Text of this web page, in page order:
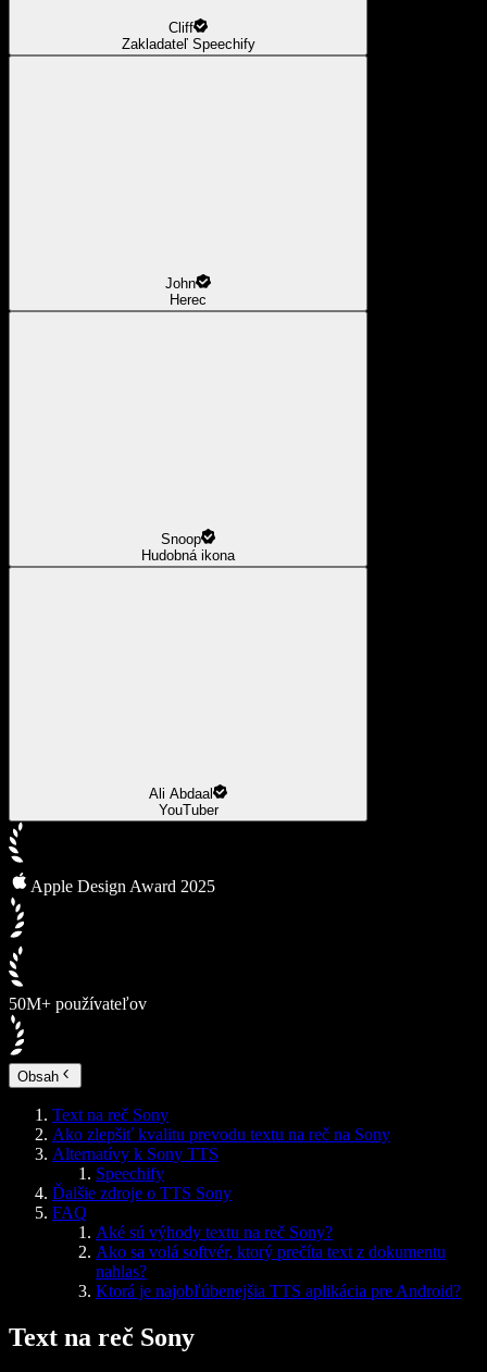
Cliff
Zakladateľ Speechify
John
Herec
Snoop
Hudobná ikona
Ali Abdaal
YouTuber
Apple Design Award 2025
50M+ používateľov
Obsah
Text na reč Sony
Ako zlepšiť kvalitu prevodu textu na reč na Sony
Alternatívy k Sony TTS
Speechify
Ďalšie zdroje o TTS Sony
FAQ
Aké sú výhody textu na reč Sony?
Ako sa volá softvér, ktorý prečíta text z dokumentu
nahlas?
Ktorá je najobľúbenejšia TTS aplikácia pre Android?
Text na reč Sony